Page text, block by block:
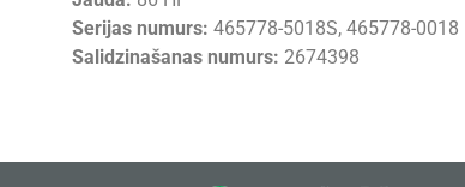
Serijas numurs: 465778-5018S, 465778-0018
Salidzinašanas numurs: 2674398